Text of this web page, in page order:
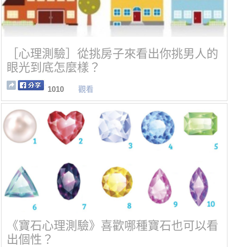
［心理測驗］從挑房子來看出你挑男人的
眼光到底怎麼樣？
1010 觀看
《寶石心理測驗》喜歡哪種寶石也可以看
出個性？